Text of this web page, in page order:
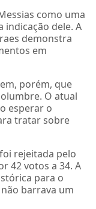
como uma
indicação dele. A
demonstra
em
porém, que
O atual
esperar o
tratar sobre
rejeitada pelo
42 votos a 34. A
para o
barrava um